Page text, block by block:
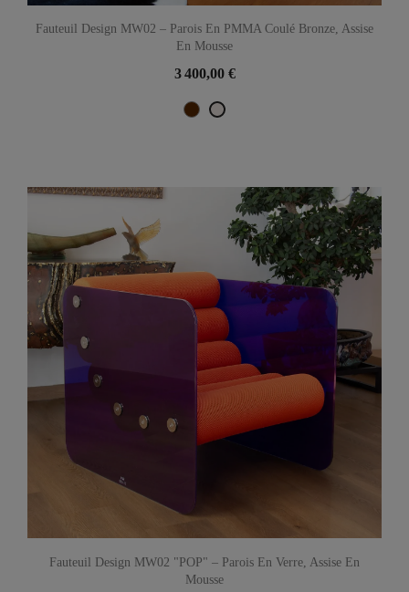
Fauteuil Design MW02 – Parois En PMMA Coulé Bronze, Assise
En Mousse
3 400,00 €
MarronPerle
Fauteuil Design MW02 "POP" – Parois En Verre, Assise En
Mousse